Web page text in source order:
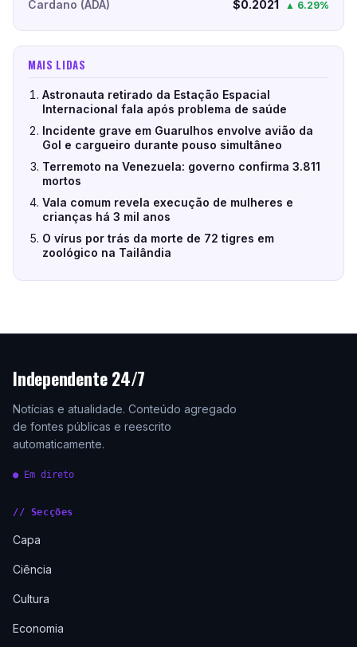
Cardano (ADA) $0.2021 ▲ 6.29%
MAIS LIDAS
Astronauta retirado da Estação Espacial
Internacional fala após problema de saúde
Incidente grave em Guarulhos envolve avião da
Gol e cargueiro durante pouso simultâneo
Terremoto na Venezuela: governo confirma 3.811
mortos
Vala comum revela execução de mulheres e
crianças há 3 mil anos
O vírus por trás da morte de 72 tigres em
zoológico na Tailândia
Independente 24/7
Notícias e atualidade. Conteúdo agregado
de fontes públicas e reescrito
automaticamente.
● Em direto
// Secções
Capa
Ciência
Cultura
Economia